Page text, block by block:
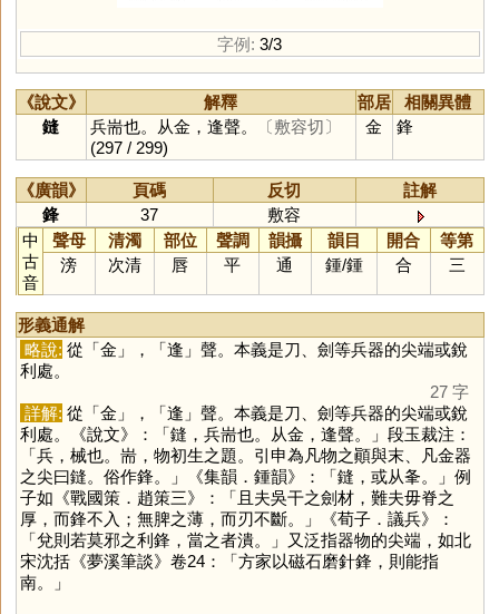
字例: 3/3
《說文》 解釋 部居
相關異體
鏠
兵耑也。从金，逢聲。
〔敷容切〕
(297 / 299)
金 鋒
《廣韻》 頁碼 反切
註解
鋒
37
敷容
中
古
音
聲母 清濁 部位 聲調 韻攝 韻目 開合
等第
滂
次清 唇 平 通 鍾/鍾 合 三
形義通解
略說: 從「金 」，「逢 」聲。本義是刀、劍等兵器的尖端或銳
利處。
27 字
詳解: 從「金 」，「逢 」聲。本義是刀、劍等兵器的尖端或銳
利處。《說文》：「鏠，兵耑也。从金，逢聲。」段玉裁注：
「兵，械也。耑，物初生之題。引申為凡物之顚與末、凡金器
之尖曰鏠。俗作鋒。」《集韻．鍾韻》：「鏠，或从夆。」例
子如《戰國策．趙策三》：「且夫吳干之劍材，難夫毋脊之
厚，而鋒不入；無脾之薄，而刃不斷。」《荀子．議兵》：
「兌則若莫邪之利鋒，當之者潰。」又泛指器物的尖端，如北
宋沈括《夢溪筆談》卷24：「方家以磁石磨針鋒，則能指
南。」